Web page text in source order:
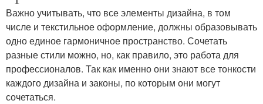
Важно учитывать, что все элементы дизайна, в том
числе и текстильное оформление, должны образовывать
одно единое гармоничное пространство. Сочетать
разные стили можно, но, как правило, это работа для
профессионалов. Так как именно они знают все тонкости
каждого дизайна и законы, по которым они могут
сочетаться.